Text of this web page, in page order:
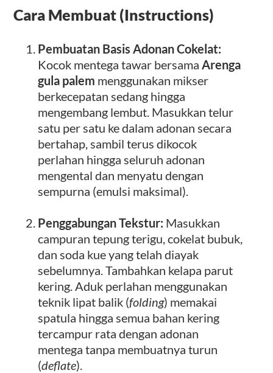
Cara Membuat (Instructions)
Pembuatan Basis Adonan Cokelat:
Kocok mentega tawar bersama Arenga
gula palem menggunakan mikser
berkecepatan sedang hingga
mengembang lembut. Masukkan telur
satu per satu ke dalam adonan secara
bertahap, sambil terus dikocok
perlahan hingga seluruh adonan
mengental dan menyatu dengan
sempurna (emulsi maksimal).
Penggabungan Tekstur: Masukkan
campuran tepung terigu, cokelat bubuk,
dan soda kue yang telah diayak
sebelumnya. Tambahkan kelapa parut
kering. Aduk perlahan menggunakan
teknik lipat balik (folding) memakai
spatula hingga semua bahan kering
tercampur rata dengan adonan
mentega tanpa membuatnya turun
(deflate).